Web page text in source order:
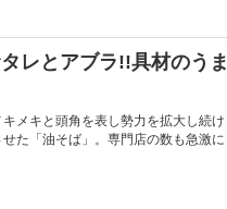
レとアブラ!!具材のうま
メキと頭角を表し勢力を拡大し続け
た「油そば」。専門店の数も急激に